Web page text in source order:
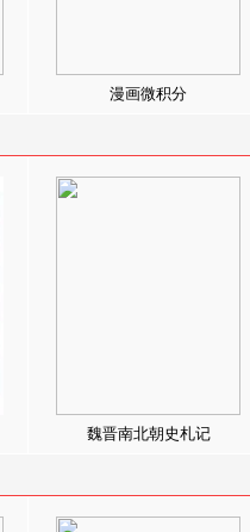
漫画微积分
魏晋南北朝史札记